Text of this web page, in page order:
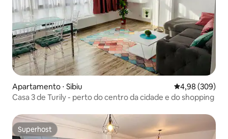
Apartamento ⋅ Sibiu 4,98 de uma
4,98 (309)
Casa 3 de Turily - perto do centro da cidade e do shopping
Superhost
Superhost